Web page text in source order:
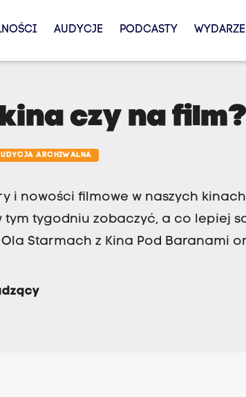
AUDYCJE PODCASTY
czy na film?
ARCHIWALNA
i nowości filmowe w naszych
tym tygodniu zobaczyć, a co lepiej
Starmach z Kina Pod Baranami